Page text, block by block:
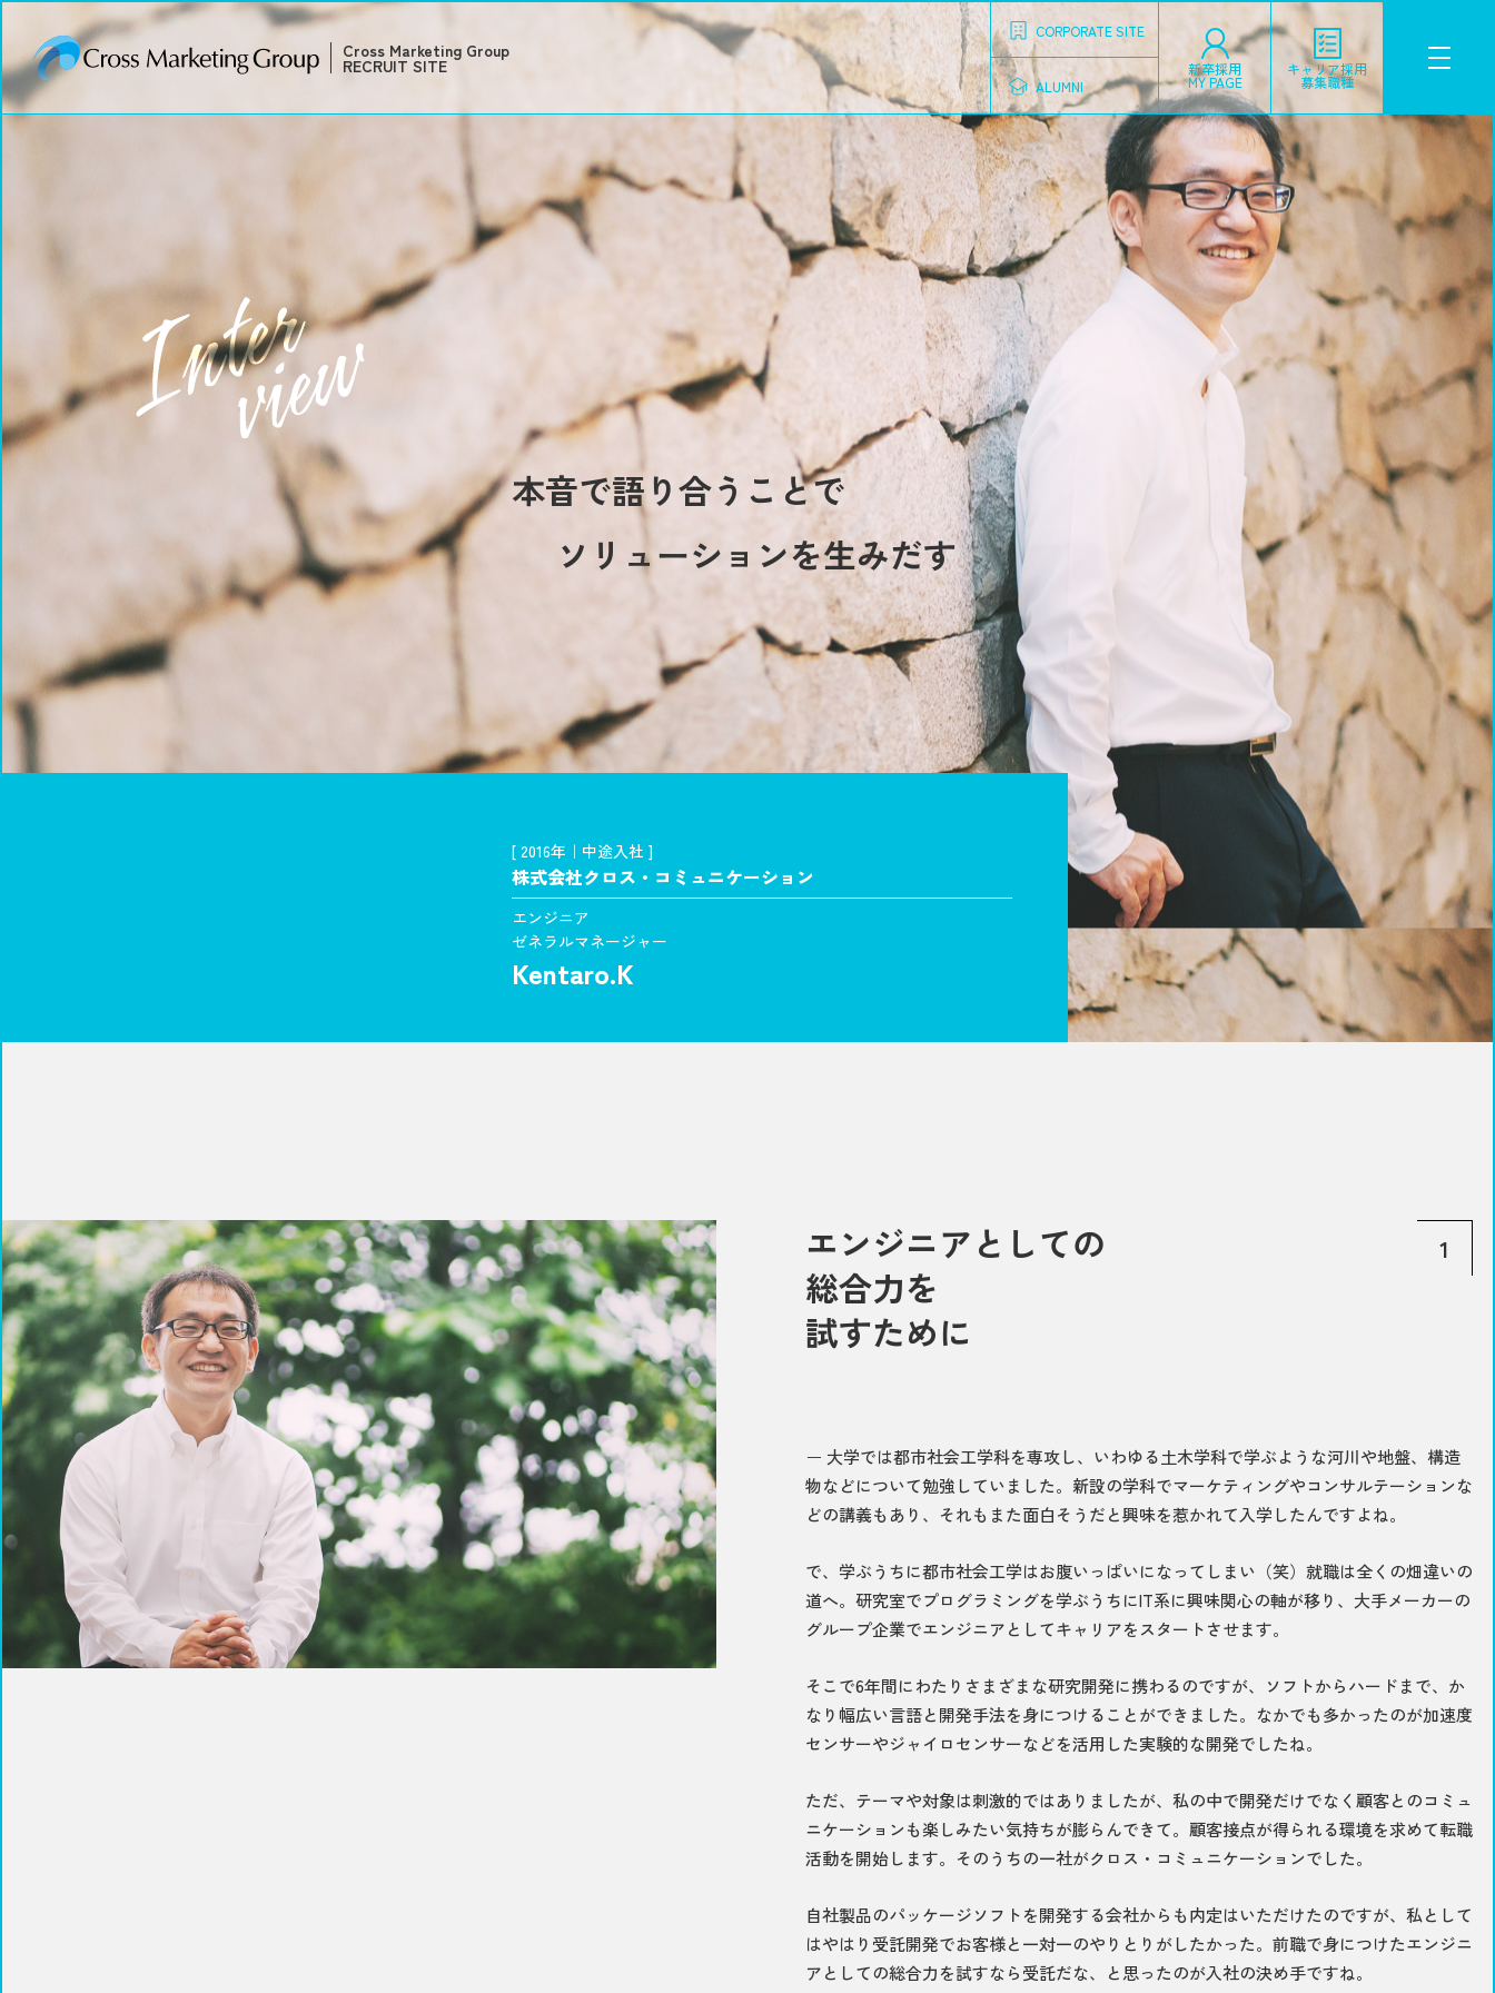
Cross Marketing Group
RECRUIT SITE
CORPORATE SITE
ALUMNI
新卒採用
MY PAGE
キャリア採用
募集職種
本音で語り合うことで
ソリューションを生みだす
[ 2016年｜中途入社 ]
株式会社クロス・コミュニケーション
エンジニア
ゼネラルマネージャー
Kentaro.K
1
エンジニアとしての
総合力を
試すために
大学では都市社会工学科を専攻し、いわゆる土木学科で学ぶような河川や地盤、構造
物などについて勉強していました。新設の学科でマーケティングやコンサルテーションな
どの講義もあり、それもまた面白そうだと興味を惹かれて入学したんですよね。
で、学ぶうちに都市社会工学はお腹いっぱいになってしまい（笑）就職は全くの畑違いの
道へ。研究室でプログラミングを学ぶうちにIT系に興味関心の軸が移り、大手メーカーの
グループ企業でエンジニアとしてキャリアをスタートさせます。
そこで6年間にわたりさまざまな研究開発に携わるのですが、ソフトからハードまで、か
なり幅広い言語と開発手法を身につけることができました。なかでも多かったのが加速度
センサーやジャイロセンサーなどを活用した実験的な開発でしたね。
ただ、テーマや対象は刺激的ではありましたが、私の中で開発だけでなく顧客とのコミュ
ニケーションも楽しみたい気持ちが膨らんできて。顧客接点が得られる環境を求めて転職
活動を開始します。そのうちの一社がクロス・コミュニケーションでした。
自社製品のパッケージソフトを開発する会社からも内定はいただけたのですが、私として
はやはり受託開発でお客様と一対一のやりとりがしたかった。前職で身につけたエンジニ
アとしての総合力を試すなら受託だな、と思ったのが入社の決め手ですね。